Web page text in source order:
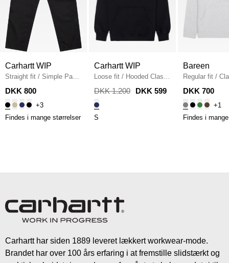
Carhartt WIP
Straight fit / Simple Pant
I020075 / BLACK
DKK 800
+3
Findes i mange størrelser
Carhartt WIP
Loose fit / Hooded Class
Of 89 Sweatshirt / DARK
DKK 1.200 DKK 599
S
Bareen
Regular fit /
Hoodie /
DKK 700
+1
Findes i
Carhartt har siden 1889 leveret lækkert workwear-mode.
Brandet har over 100 års erfaring i at fremstille slidstærkt og